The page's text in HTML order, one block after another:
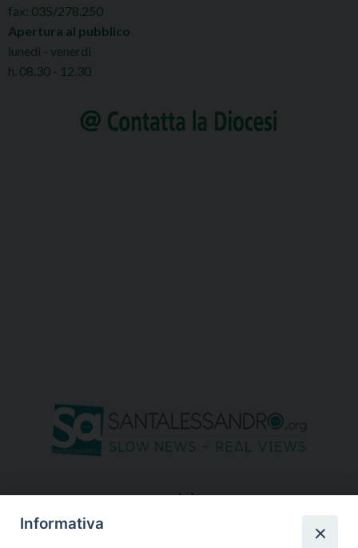
fax: 035/278.250
Apertura al pubblico
lunedì - venerdì
h. 08.30 - 12.30
seguici su
Informativa